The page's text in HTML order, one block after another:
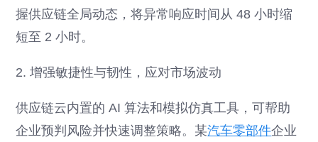
握供应链全局动态，将异常响应时间从 48 小时缩
短至 2 小时。
2. 增强敏捷性与韧性，应对市场波动
供应链云内置的 AI 算法和模拟仿真工具，可帮助
企业预判风险并快速调整策略。某汽车零部件企业